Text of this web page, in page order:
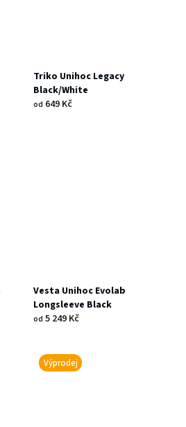
Triko Unihoc Legacy
Black/White
od 649 Kč
Vesta Unihoc Evolab
Longsleeve Black
od 5 249 Kč
Výprodej